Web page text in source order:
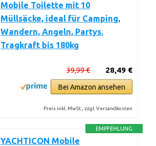
Mobile Toilette mit 10
Müllsäcke, ideal für Camping,
Wandern, Angeln, Partys.
Tragkraft bis 180kg
28,49 €
39,99 €
Bei Amazon ansehen
Preis inkl. MwSt., zzgl. Versandkosten
EMPFEHLUNG
YACHTICON Mobile